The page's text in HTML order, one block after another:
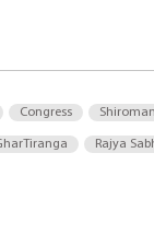
Congress
Rajya